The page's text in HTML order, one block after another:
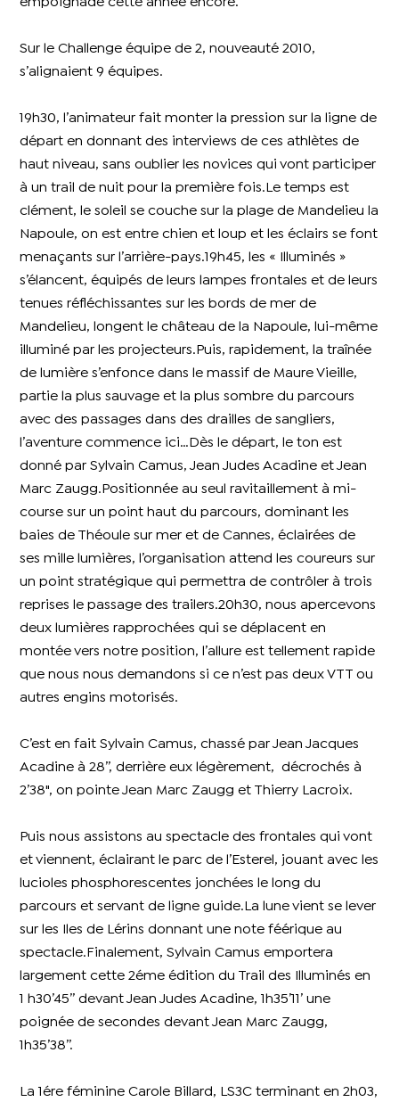
empoignade cette année encore.
Sur le Challenge équipe de 2, nouveauté 2010,
s’alignaient 9 équipes.
19h30, l’animateur fait monter la pression sur la ligne de
départ en donnant des interviews de ces athlètes de
haut niveau, sans oublier les novices qui vont participer
à un trail de nuit pour la première fois.Le temps est
clément, le soleil se couche sur la plage de Mandelieu la
Napoule, on est entre chien et loup et les éclairs se font
menaçants sur l’arrière-pays.19h45, les « Illuminés »
s’élancent, équipés de leurs lampes frontales et de leurs
tenues réfléchissantes sur les bords de mer de
Mandelieu, longent le château de la Napoule, lui-même
illuminé par les projecteurs.Puis, rapidement, la traînée
de lumière s’enfonce dans le massif de Maure Vieille,
partie la plus sauvage et la plus sombre du parcours
avec des passages dans des drailles de sangliers,
l’aventure commence ici…Dès le départ, le ton est
donné par Sylvain Camus, Jean Judes Acadine et Jean
Marc Zaugg.Positionnée au seul ravitaillement à mi-
course sur un point haut du parcours, dominant les
baies de Théoule sur mer et de Cannes, éclairées de
ses mille lumières, l’organisation attend les coureurs sur
un point stratégique qui permettra de contrôler à trois
reprises le passage des trailers.20h30, nous apercevons
deux lumières rapprochées qui se déplacent en
montée vers notre position, l’allure est tellement rapide
que nous nous demandons si ce n’est pas deux VTT ou
autres engins motorisés.
C’est en fait Sylvain Camus, chassé par Jean Jacques
Acadine à 28’’, derrière eux légèrement, décrochés à
2’38", on pointe Jean Marc Zaugg et Thierry Lacroix.
Puis nous assistons au spectacle des frontales qui vont
et viennent, éclairant le parc de l’Esterel, jouant avec les
lucioles phosphorescentes jonchées le long du
parcours et servant de ligne guide.La lune vient se lever
sur les Iles de Lérins donnant une note féérique au
spectacle.Finalement, Sylvain Camus emportera
largement cette 2éme édition du Trail des Illuminés en
1 h30’45’’ devant Jean Judes Acadine, 1h35’11’ une
poignée de secondes devant Jean Marc Zaugg,
1h35’38’’.
La 1ére féminine Carole Billard, LS3C terminant en 2h03,